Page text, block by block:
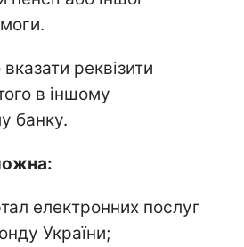
реквізити
в іншому
банку.
електронних послуг
України;